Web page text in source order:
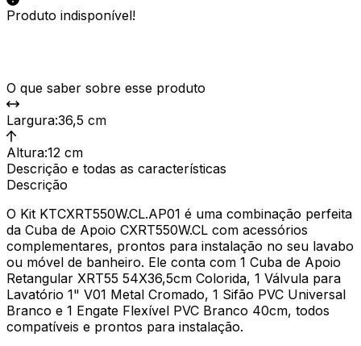
Produto indisponível!
O que saber sobre esse produto
Largura:36,5 cm
Altura:12 cm
Descrição e todas as características
Descrição
O Kit KTCXRT550W.CL.AP01 é uma combinação perfeita
da Cuba de Apoio CXRT550W.CL com acessórios
complementares, prontos para instalação no seu lavabo
ou móvel de banheiro. Ele conta com 1 Cuba de Apoio
Retangular XRT55 54X36,5cm Colorida, 1 Válvula para
Lavatório 1" V01 Metal Cromado, 1 Sifão PVC Universal
Branco e 1 Engate Flexível PVC Branco 40cm, todos
compatíveis e prontos para instalação.